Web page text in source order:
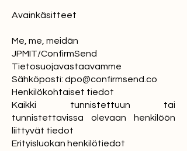
Avainkäsitteet
Me, me, meidän
JPMIT/ConfirmSend
Tietosuojavastaavamme
Sähköposti: dpo@confirmsend.co
Henkilökohtaiset tiedot
Kaikki tunnistettuun tai
tunnistettavissa olevaan henkilöön
liittyvät tiedot
Erityisluokan henkilötiedot